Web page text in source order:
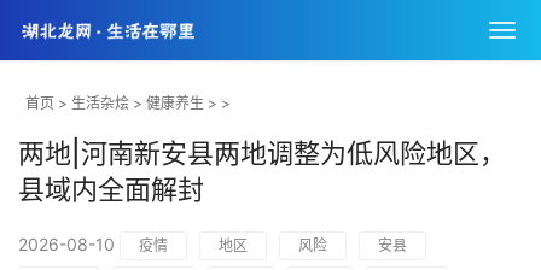
首页 > 生活杂烩 > 健康养生 > >
两地|河南新安县两地调整为低风险地区，
县域内全面解封
2026-08-10 疫情 地区 风险
安县